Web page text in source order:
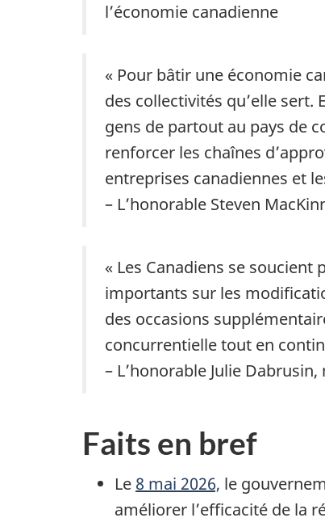
l’économie canadienne
« Pour bâtir une économie
des collectivités qu’elle
gens de partout au pays de
renforcer les chaînes
entreprises canadiennes et
– L’honorable Steven
« Les Canadiens se
importants sur les
des occasions
concurrentielle tout en
– L’honorable Julie
Faits en bref
Le 8 mai 2026, le
améliorer l’efficacité de la